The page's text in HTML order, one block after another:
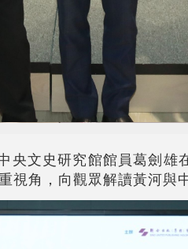
央文史研究館館員葛劍雄
角，向觀眾解讀黃河與